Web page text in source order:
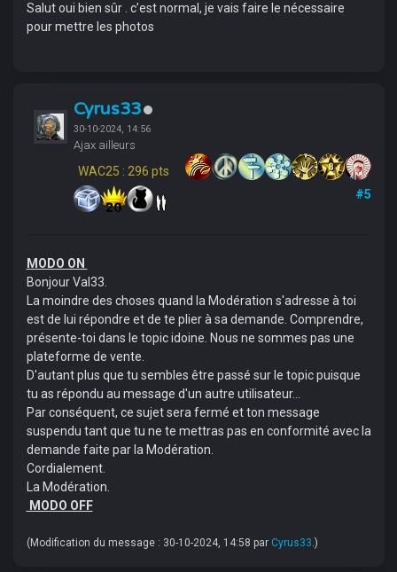
Salut oui bien sûr . c’est normal, je vais faire le nécessaire
pour mettre les photos
Cyrus33
30-10-2024, 14:56
Ajax ailleurs
WAC25 : 296 pts
#5
MODO ON
Bonjour Val33.
La moindre des choses quand la Modération s'adresse à toi
est de lui répondre et de te plier à sa demande. Comprendre,
présente-toi dans le topic idoine. Nous ne sommes pas une
plateforme de vente.
D'autant plus que tu sembles être passé sur le topic puisque
tu as répondu au message d'un autre utilisateur...
Par conséquent, ce sujet sera fermé et ton message
suspendu tant que tu ne te mettras pas en conformité avec la
demande faite par la Modération.
Cordialement.
La Modération.
MODO OFF
(Modification du message : 30-10-2024, 14:58 par Cyrus33.)